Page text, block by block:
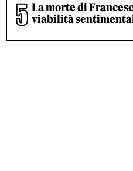
La morte di
viabilità